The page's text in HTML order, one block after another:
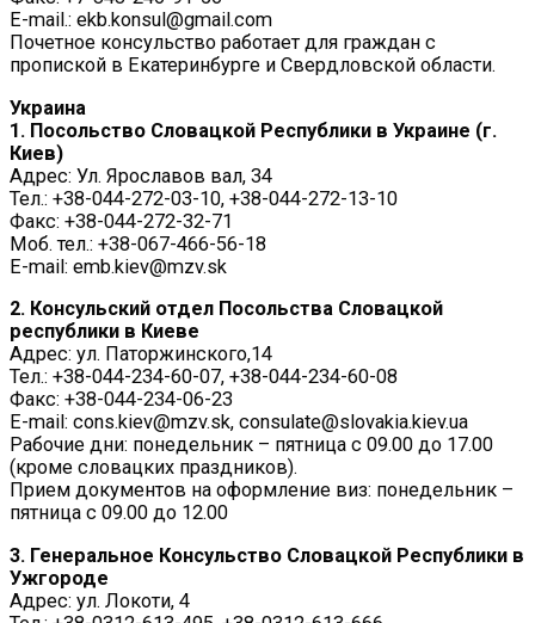
E-mail.: ekb.konsul@gmail.com
Почетное консульство работает для граждан с
пропиской в Екатеринбурге и Свердловской области.
Украина
1. Посольство Словацкой Республики в Украине (г.
Киев)
Адрес: Ул. Ярославов вал, 34
Тел.: +38-044-272-03-10, +38-044-272-13-10
Факс: +38-044-272-32-71
Моб. тел.: +38-067-466-56-18
E-mail: emb.kiev@mzv.sk
2. Консульский отдел Посольства Словацкой
республики в Киеве
Адрес: ул. Паторжинского,14
Тел.: +38-044-234-60-07, +38-044-234-60-08
Факс: +38-044-234-06-23
E-mail: cons.kiev@mzv.sk, consulate@slovakia.kiev.ua
Рабочие дни: понедельник – пятница с 09.00 до 17.00
(кроме словацких праздников).
Прием документов на оформление виз: понедельник –
пятница с 09.00 до 12.00
3. Генеральное Консульство Словацкой Республики в
Ужгороде
Адрес: ул. Локоти, 4